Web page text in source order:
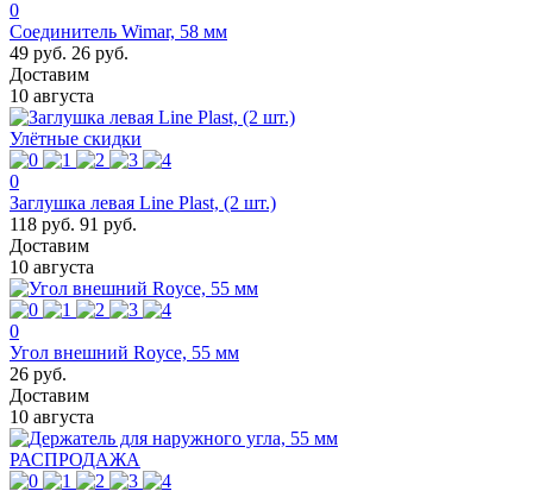
0
Соединитель Wimar, 58 мм
49 руб. 26 руб.
Доставим
10 августа
Улётные скидки
0
Заглушка левая Line Plast, (2 шт.)
118 руб. 91 руб.
Доставим
10 августа
0
Угол внешний Royce, 55 мм
26 руб.
Доставим
10 августа
РАСПРОДАЖА